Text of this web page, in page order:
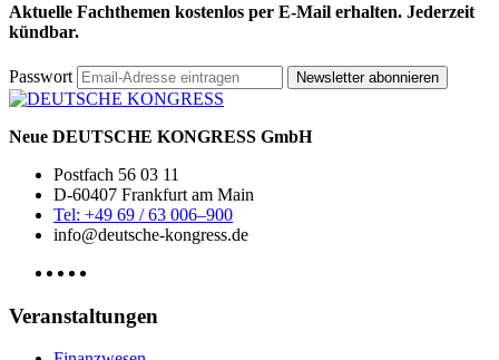
Aktuelle Fachthemen kostenlos per E-Mail erhalten. Jederzeit
kündbar.
Passwort Newsletter abonnieren
Neue DEUTSCHE KONGRESS GmbH
Postfach 56 03 11
D-60407 Frankfurt am Main
Tel: +49 69 / 63 006–900
info@deutsche-kongress.de
Veranstaltungen